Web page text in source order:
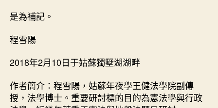
是為補記。
程雪陽
2018年2月10日于姑蘇獨墅湖湖畔
作者簡介：程雪陽，姑蘇年夜學王健法學院副傳
授，法學博士。重要研討標的目的為憲法學與行政